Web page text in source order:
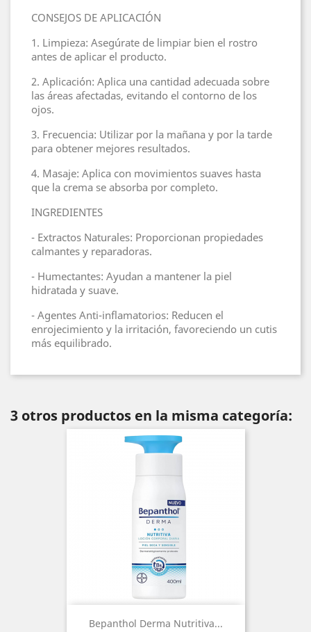
CONSEJOS DE APLICACIÓN
1. Limpieza: Asegúrate de limpiar bien el rostro
antes de aplicar el producto.
2. Aplicación: Aplica una cantidad adecuada sobre
las áreas afectadas, evitando el contorno de los
ojos.
3. Frecuencia: Utilizar por la mañana y por la tarde
para obtener mejores resultados.
4. Masaje: Aplica con movimientos suaves hasta
que la crema se absorba por completo.
INGREDIENTES
- Extractos Naturales: Proporcionan propiedades
calmantes y reparadoras.
- Humectantes: Ayudan a mantener la piel
hidratada y suave.
- Agentes Anti-inflamatorios: Reducen el
enrojecimiento y la irritación, favoreciendo un cutis
más equilibrado.
3 otros productos en la misma categoría:
Bepanthol Derma Nutritiva...